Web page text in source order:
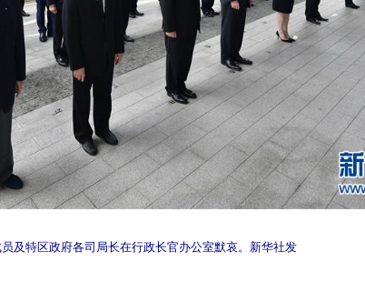
及特区政府各司局长在行政长官办公室默哀。新华社发